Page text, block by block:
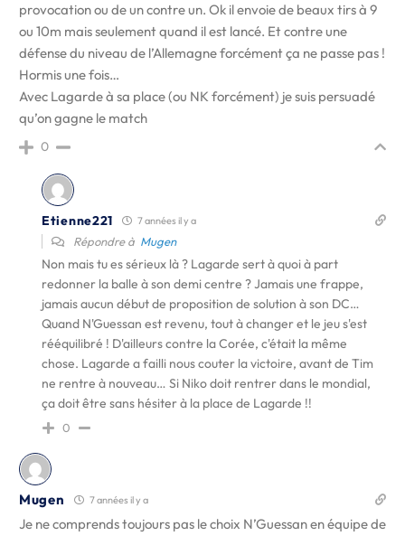
provocation ou de un contre un. Ok il envoie de beaux tirs à 9
ou 10m mais seulement quand il est lancé. Et contre une
défense du niveau de l’Allemagne forcément ça ne passe pas !
Hormis une fois…
Avec Lagarde à sa place (ou NK forcément) je suis persuadé
qu’on gagne le match
0
Etienne221 7 années il y a
Répondre à Mugen
Non mais tu es sérieux là ? Lagarde sert à quoi à part
redonner la balle à son demi centre ? Jamais une frappe,
jamais aucun début de proposition de solution à son DC…
Quand N'Guessan est revenu, tout à changer et le jeu s'est
rééquilibré ! D'ailleurs contre la Corée, c'était la même
chose. Lagarde a failli nous couter la victoire, avant de Tim
ne rentre à nouveau… Si Niko doit rentrer dans le mondial,
ça doit être sans hésiter à la place de Lagarde !!
0
Mugen 7 années il y a
Je ne comprends toujours pas le choix N’Guessan en équipe de